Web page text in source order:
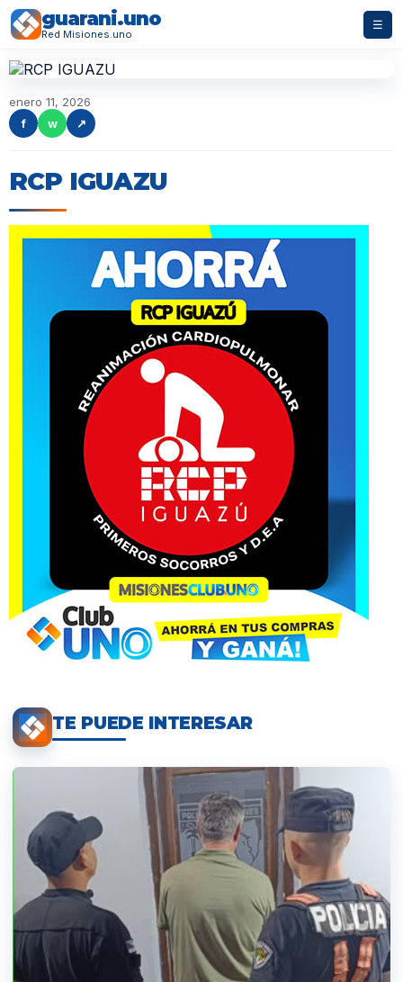
guarani.uno
Red Misiones.uno
☰
enero 11, 2026
f
w ↗
RCP IGUAZU
TE PUEDE INTERESAR